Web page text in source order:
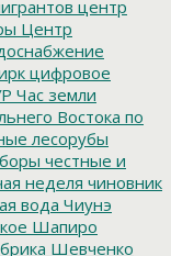
центр
Центр
цифровое
Час земли
Востока по
лесорубы
честные и
неделя чиновник
вода Чиунэ
Шапиро
Шевченко